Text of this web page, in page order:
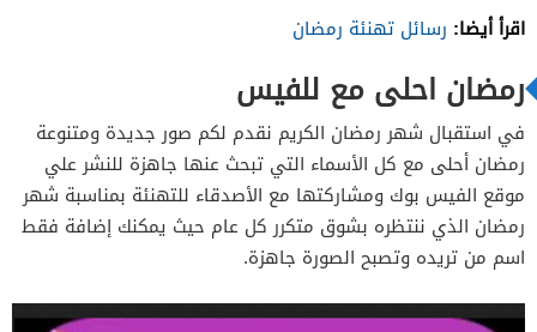
اقرأ أيضا: رسائل تهنئة رمضان
رمضان احلى مع للفيس
في استقبال شهر رمضان الكريم نقدم لكم صور جديدة ومتنوعة
رمضان أحلى مع كل الأسماء التي تبحث عنها جاهزة للنشر علي
موقع الفيس بوك ومشاركتها مع الأصدقاء للتهنئة بمناسبة شهر
رمضان الذي ننتظره بشوق متكرر كل عام حيث يمكنك إضافة فقط
اسم من تريده وتصبح الصورة جاهزة.